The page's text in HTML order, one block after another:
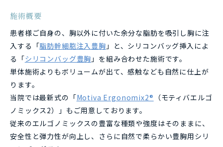
施術概要
患者様ご自身の、胸以外に付いた余分な脂肪を吸引し胸に注
入する「脂肪幹細胞注入豊胸 」と、シリコンバッグ挿入によ
る「シリコンバッグ豊胸 」を組み合わせた施術です。
単体施術よりもボリュームが出て、感触なども自然に仕上が
ります。
当院では最新式の「Motiva Ergonomix2® （モティバエルゴ
ノミックス2）」もご用意しております。
従来のエルゴノミックスの豊富な種類や強度はそのままに、
安全性と弾力性が向上し、さらに自然で柔らかい豊胸用シリ